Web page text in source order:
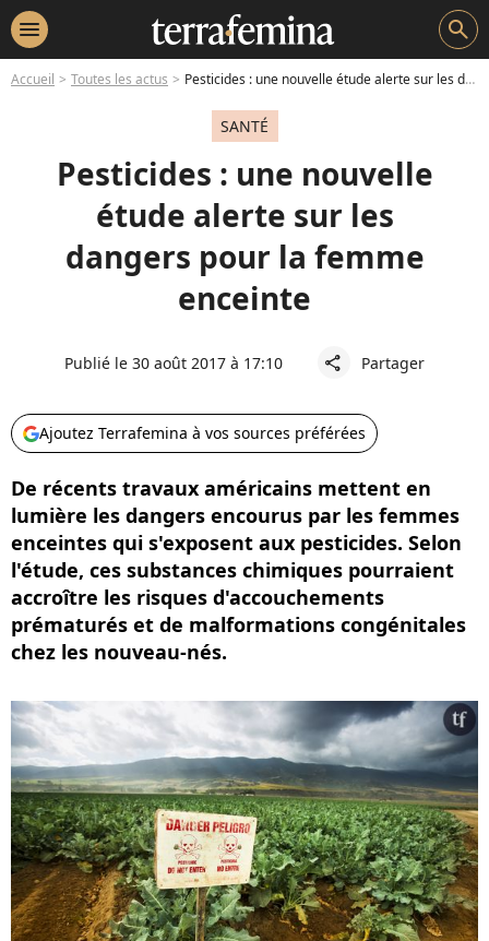
menu search
Accueil Toutes les actus Pesticides : une nouvelle étude alerte sur les dangers pour la femme enceinte
SANTÉ
Pesticides : une nouvelle
étude alerte sur les
dangers pour la femme
enceinte
Publié le 30 août 2017 à 17:10 share Partager
Ajoutez Terrafemina à vos sources préférées
De récents travaux américains mettent en
lumière les dangers encourus par les femmes
enceintes qui s'exposent aux pesticides. Selon
l'étude, ces substances chimiques pourraient
accroître les risques d'accouchements
prématurés et de malformations congénitales
chez les nouveau-nés.